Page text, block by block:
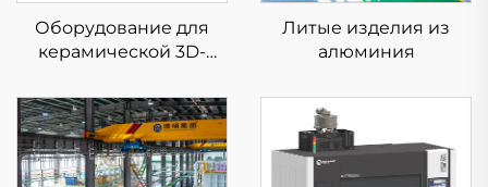
Оборудование для
керамической 3D-
Литые изделия из
алюминия